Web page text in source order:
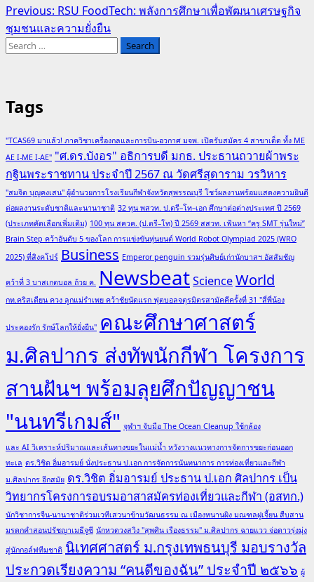
Post
navigation
Previous: RSU FoodTech: พลังการศึกษาเพื่อพัฒนาเศรษฐกิจ
ชุมชนและความยั่งยืน
Search
for:
Tags
"TCAS69 มาแล้ว! ภาควิชาเครื่องกลและการบิน-อวกาศ มจพ. เปิดรับสมัคร 4 สาขาเด็ด ทั้ง ME
AE I-ME I-AE" "ศ.ดร.บังอร" อธิการบดี มกธ. ประธานถวายผ้าพระ
กฐินพระราชทาน ประจำปี 2567 ณ วัดศรีสุดาราม วรวิหาร
"สมจิต บุญคงเสน" ผู้อำนวยการโรงเรียนกีฬาจังหวัดสุพรรณบุรี โชว์ผลงานพร้อมแสดงความยินดี
ต่อผลงานระดับชาติและนานาชาติ 32 ทุน พสวท. ป.ตรี–โท–เอก ศึกษาต่อต่างประเทศ ปี 2569
(ประเภทคัดเลือกเพิ่มเติม) 100 ทุน สควค. (ป.ตรี–โท) ปี 2569 สสวท. เฟ้นหา “ครู SMT รุ่นใหม่”
Brain Step คว้าอันดับ 5 ของโลก การแข่งขันหุ่นยนต์ World Robot Olympiad 2025 (WRO
2025) ที่สิงคโปร์ Business Emperor penguin รวมรุ่นศิษย์เก่านักบาสฯ อัสสัมชัญ
คว้าที่ 3 บาสเกตบอล ถ้วย ค. NewsbeatScienceWorld
กท.คริสเตียน ควง ลูกแม่รำเพย คว้าชัยนัดแรก ฟุตบอลจตุรมิตรสามัคคีครั้งที่ 31 "สี่พี่น้อง
ประคองรัก รักษ์โลกให้ยั่งยืน" คณะศึกษาศาสตร์
ม.ศิลปากร ส่งทัพนักกีฬา โครงการ
สานฝันฯ พร้อมลุยศึกปัญญาชน
"นนทรีเกมส์" จุฬาฯ จับมือ The Ocean Cleanup ใช้กล้อง
และ AI วิเคราะห์ปริมาณและเส้นทางขยะในแม่น้ำ หวังวางแนวทางการจัดการขยะก่อนออก
ทะเล ดร.วิชิต อิ่มอารมย์ นั่งประธาน ป.เอก การจัดการนันทนาการ การท่องเที่ยวและกีฬา
ม.ศิลปากร อีกสมัย ดร.วิชิต อิ่มอารมย์ ประธาน ป.เอก ศิลปากร เป็น
วิทยากรโครงการอบรมอาสาสมัครท่องเที่ยวและกีฬา (อสทก.)
นักวิชาการจีน-นานาชาติร่วมเวทีเสวนาข้ามวัฒนธรรม ณ เมืองหนานผิง มณฑลฝูเจี้ยน สืบสาน
มรดกคำสอนปรัชญาเมธีจูซี นักหวดวงสวิง "สุพศิน เรืองธรรม" ม.ศิลปากร ฉายแวว จ่อดาวรุ่งมุ่ง
สู่นักกอล์ฟทีมชาติ นิเทศศาสตร์ ม.กรุงเทพธนบุรี มอบรางวัล
ประกวดเรียงความ “คนดีของฉัน” ประจำปี ๒๕๖๖ ผู้